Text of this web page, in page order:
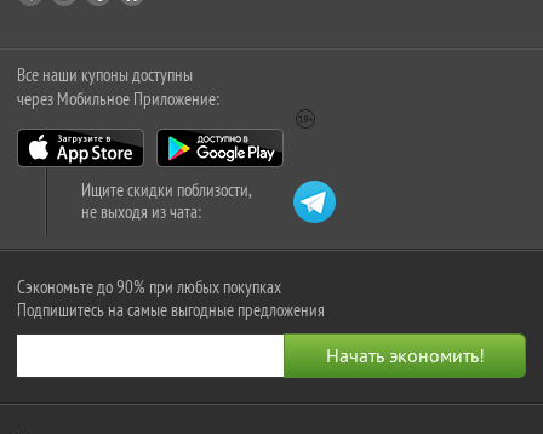
Все наши купоны доступны
через Мобильное Приложение:
Ищите скидки поблизости,
не выходя из чата:
Сэкономьте до 90% при любых покупках
Подпишитесь на самые выгодные предложения